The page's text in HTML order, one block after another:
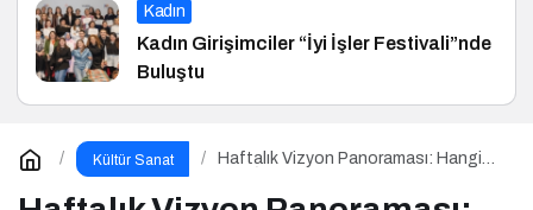
Kadın
Kadın Girişimciler “İyi İşler Festivali”nde
Buluştu
Kültür Sanat
Haftalık Vizyon Panoraması: Hangi